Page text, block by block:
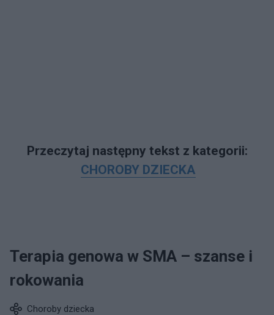
Przeczytaj następny tekst z kategorii:
CHOROBY DZIECKA
Terapia genowa w SMA – szanse i
rokowania
Choroby dziecka